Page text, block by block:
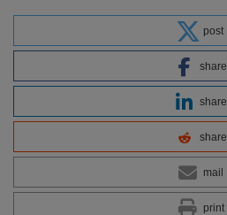
post
share
share
share
mail
print